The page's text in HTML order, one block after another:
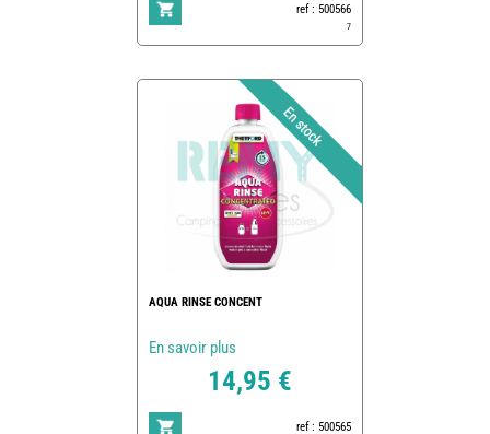
ref : 500566
7
AQUA RINSE CONCENT
En savoir plus
14,95 €
ref : 500565